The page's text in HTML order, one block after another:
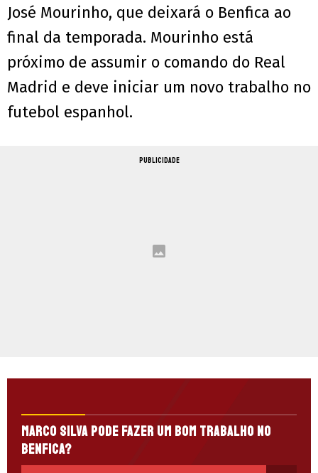
José Mourinho, que deixará o Benfica ao
final da temporada. Mourinho está
próximo de assumir o comando do Real
Madrid e deve iniciar um novo trabalho no
futebol espanhol.
PUBLICIDADE
Marco Silva pode fazer um bom trabalho no
Benfica?